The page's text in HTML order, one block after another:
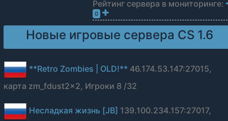
Рейтинг сервера в мониторинге:
0
Новые игровые сервера CS 1.6
**Retro Zombies | OLD!** 46.174.53.147:27015,
карта zm_fdust2x2, Игроки 8 /32
Несладкая жизнь [JB] 139.100.234.157:27017,